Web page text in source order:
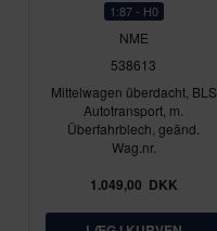
1:87 - H0
NME
538613
Mittelwagen überdacht, BLS
Autotransport, m.
Überfahrblech, geänd.
Wag.nr.
1.049,00 DKK